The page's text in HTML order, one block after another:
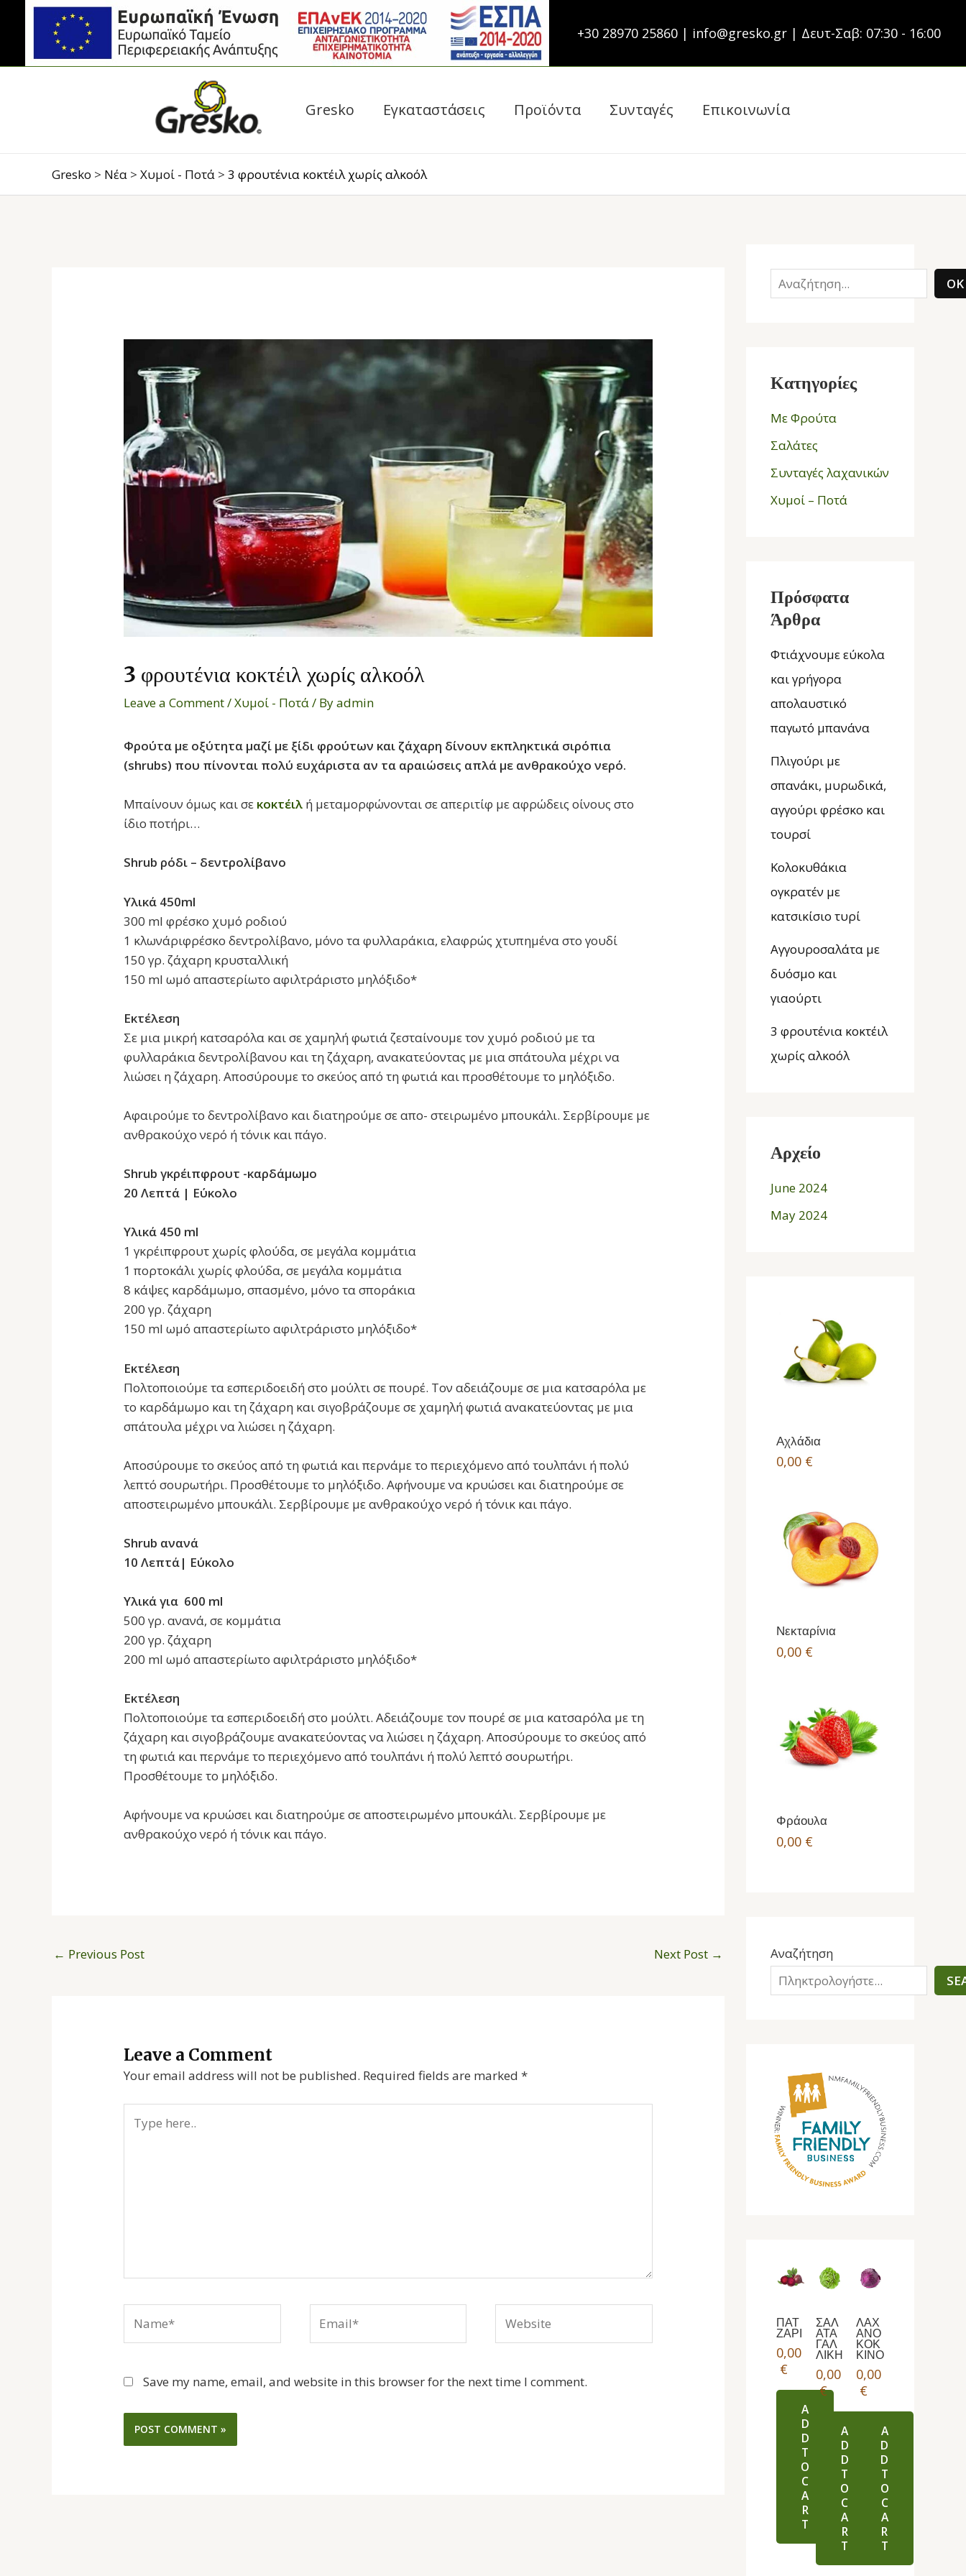
+30 28970 25860 | info@gresko.gr | Δευτ-Σαβ: 07:30 - 16:00
Gresko Εγκαταστάσεις Προϊόντα Συνταγές Επικοινωνία
Gresko > Νέα > Χυμοί - Ποτά > 3 φρουτένια κοκτέιλ χωρίς αλκοόλ
3 φρουτένια κοκτέιλ χωρίς αλκοόλ
Leave a Comment/Χυμοί - Ποτά/ Byadmin
Φρούτα με οξύτητα μαζί με ξίδι φρούτων και ζάχαρη δίνουν εκπληκτικά σιρόπια
(shrubs) που πίνονται πολύ ευχάριστα αν τα αραιώσεις απλά με ανθρακούχο νερό.
Μπαίνουν όμως και σε κοκτέιλ ή μεταμορφώνονται σε απεριτίφ με αφρώδεις οίνους στο
ίδιο ποτήρι…
Shrub ρόδι – δεντρολίβανο
Υλικά 450ml
300 ml φρέσκο χυμό ροδιού
1 κλωνάριφρέσκο δεντρολίβανο, μόνο τα φυλλαράκια, ελαφρώς χτυπημένα στο γουδί
150 γρ. ζάχαρη κρυσταλλική
150 ml ωμό απαστερίωτο αφιλτράριστο μηλόξιδο*
Εκτέλεση
Σε μια μικρή κατσαρόλα και σε χαμηλή φωτιά ζεσταίνουμε τον χυμό ροδιού με τα
φυλλαράκια δεντρολίβανου και τη ζάχαρη, ανακατεύοντας με μια σπάτουλα μέχρι να
λιώσει η ζάχαρη. Αποσύρουμε το σκεύος από τη φωτιά και προσθέτουμε το μηλόξιδο.
Αφαιρούμε το δεντρολίβανο και διατηρούμε σε απο- στειρωμένο μπουκάλι. Σερβίρουμε με
ανθρακούχο νερό ή τόνικ και πάγο.
Shrub γκρέιπφρουτ -καρδάμωμο
20 Λεπτά | Εύκολο
Υλικά 450 ml
1 γκρέιπφρουτ χωρίς φλούδα, σε μεγάλα κομμάτια
1 πορτοκάλι χωρίς φλούδα, σε μεγάλα κομμάτια
8 κάψες καρδάμωμο, σπασμένο, μόνο τα σποράκια
200 γρ. ζάχαρη
150 ml ωμό απαστερίωτο αφιλτράριστο μηλόξιδο*
Εκτέλεση
Πολτοποιούμε τα εσπεριδοειδή στο μούλτι σε πουρέ. Τον αδειάζουμε σε μια κατσαρόλα με
το καρδάμωμο και τη ζάχαρη και σιγοβράζουμε σε χαμηλή φωτιά ανακατεύοντας με μια
σπάτουλα μέχρι να λιώσει η ζάχαρη.
Αποσύρουμε το σκεύος από τη φωτιά και περνάμε το περιεχόμενο από τουλπάνι ή πολύ
λεπτό σουρωτήρι. Προσθέτουμε το μηλόξιδο. Αφήνουμε να κρυώσει και διατηρούμε σε
αποστειρωμένο μπουκάλι. Σερβίρουμε με ανθρακούχο νερό ή τόνικ και πάγο.
Shrub ανανά
10 Λεπτά| Εύκολο
Υλικά για 600 ml
500 γρ. ανανά, σε κομμάτια
200 γρ. ζάχαρη
200 ml ωμό απαστερίωτο αφιλτράριστο μηλόξιδο*
Εκτέλεση
Πολτοποιούμε τα εσπεριδοειδή στο μούλτι. Αδειάζουμε τον πουρέ σε μια κατσαρόλα με τη
ζάχαρη και σιγοβράζουμε ανακατεύοντας να λιώσει η ζάχαρη. Αποσύρουμε το σκεύος από
τη φωτιά και περνάμε το περιεχόμενο από τουλπάνι ή πολύ λεπτό σουρωτήρι.
Προσθέτουμε το μηλόξιδο.
Αφήνουμε να κρυώσει και διατηρούμε σε αποστειρωμένο μπουκάλι. Σερβίρουμε με
ανθρακούχο νερό ή τόνικ και πάγο.
Post
navigation
← Previous Post Next Post →
Leave a Comment
Your email address will not be published. Required fields are marked *
here..
Save my name, email, and website in this browser for the next time I comment.
e
c
ΟΚ
Κατηγορίες
Με Φρούτα
Σαλάτες
Συνταγές λαχανικών
Χυμοί – Ποτά
Πρόσφατα
Άρθρα
Φτιάχνουμε εύκολα
και γρήγορα
απολαυστικό
παγωτό μπανάνα
Πλιγούρι με
σπανάκι, μυρωδικά,
αγγούρι φρέσκο και
τουρσί
Κολοκυθάκια
ογκρατέν με
κατσικίσιο τυρί
Αγγουροσαλάτα με
δυόσμο και
γιαούρτι
3 φρουτένια κοκτέιλ
χωρίς αλκοόλ
Αρχείο
June 2024
May 2024
Αχλάδια
0,00 €
Νεκταρίνια
0,00 €
Φράουλα
0,00 €
Αναζήτηση
ΠΑΤ
ΖΑΡΙ
0,00
€
A
D
D
T
O
C
A
R
T
ΣΑΛ
ΑΤΑ
ΓΑΛ
ΛΙΚΗ
0,00
€
A
D
D
T
O
C
A
R
T
ΛΑΧ
ΑΝΟ
ΚΟΚ
ΚΙΝΟ
0,00
€
A
D
D
T
O
C
A
R
T